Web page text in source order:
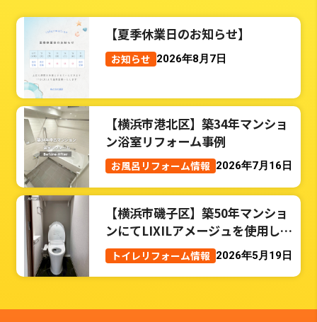
【夏季休業日のお知らせ】
お知らせ 2026年8月7日
【横浜市港北区】築34年マンショ
ン浴室リフォーム事例
お風呂リフォーム情報 2026年7月16日
【横浜市磯子区】築50年マンショ
ンにてLIXILアメージュを使用した
トイレリフォーム事例
トイレリフォーム情報 2026年5月19日